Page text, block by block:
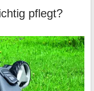
pflegt?